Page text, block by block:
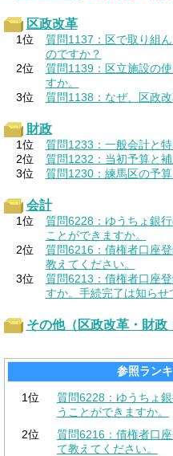
区政改革
1位
質問1137：区で取り組
のですか？
2位
質問1139：区立施設の
すか。
3位
質問1138：なぜ、区政
財政
1位
質問1233：一般会計と
2位
質問1232：当初予算と
3位
質問1230：練馬区の予
会計
1位
質問6228：ゆうちょ銀
ことができますか。
2位
質問6216：債権者口座
教えてください。
3位
質問6213：債権者口座
すか。手続完了は知らせ
その他（区政改革・財政
参照ラン
1位
質問6228：ゆうちょ
うことができますか。
2位
質問6216：債権者口
て教えてください。